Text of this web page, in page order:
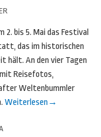
2. bis 5. Mai das Festival
das im historischen
hält. An den vier Tagen
Reisefotos,
Weltenbummler
Weiterlesen →